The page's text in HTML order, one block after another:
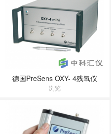
德国PreSens OXY- 4残氧仪
浏览